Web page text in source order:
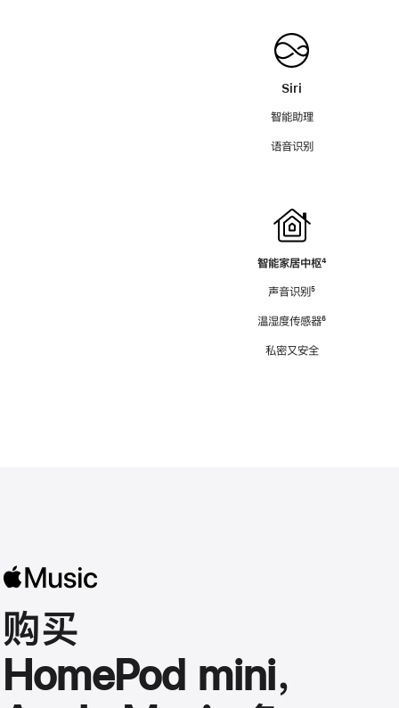
Siri
智能助理
语音识别
智能家居中枢脚
⁴
声音识别脚
⁵
温湿度传感器脚
⁶
私密又安全
购买
HomePod mini，